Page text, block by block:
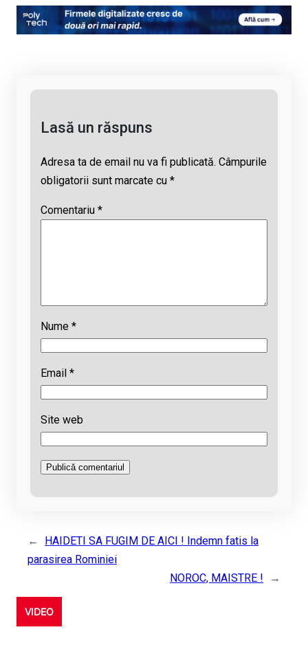
py
Li
ce
b
at
s
e
a
ail
Lasă un răspuns
Adresa ta de email nu va fi publicată. Câmpurile
obligatorii sunt marcate cu *
Comentariu *
Nume *
Email *
Site web
←
HAIDETI SA FUGIM DE AICI ! Indemn fatis la
parasirea Rominiei
NOROC, MAISTRE !
→
VIDEO